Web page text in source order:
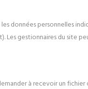
données personnelles
gestionnaires du site
à recevoir un